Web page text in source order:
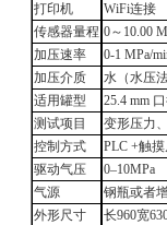
打印机
WiFi连接
传感器量程 0～10.00
加压速率
0-1 MPa/
加压介质
水（水压
适用罐型
25.4 mm
测试项目
变形压力
控制方式
PLC +触
驱动气压
0–10MPa
气源
钢瓶或者
外形尺寸
长960宽